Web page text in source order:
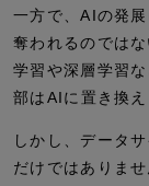
一方で、AIの発
奪われるのでは
学習や深層学習
部はAIに置き換
しかし、データ
だけではありま